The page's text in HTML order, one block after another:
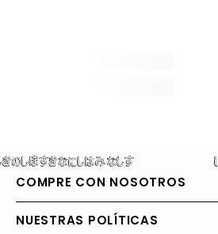
COMPRE CON NOSOTROS
NUESTRAS POLÍTICAS